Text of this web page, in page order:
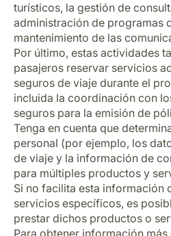
turísticos, la gestión de
administración de programas
mantenimiento de las
Por último, estas actividades
pasajeros reservar servicios
seguros de viaje durante el
incluida la coordinación con
seguros para la emisión de
Tenga en cuenta que
personal (por ejemplo, los
de viaje y la información de
para múltiples productos y
Si no facilita esta información
servicios específicos, es
prestar dichos productos o
Para obtener información